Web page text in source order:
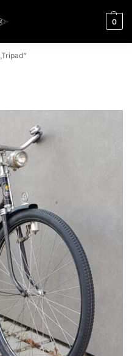
0